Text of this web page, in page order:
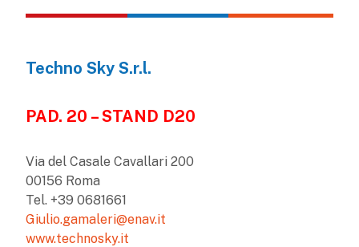
Techno Sky S.r.l.
PAD. 20 – STAND D20
Via del Casale Cavallari 200
00156 Roma
Tel. +39 0681661
Giulio.gamaleri@enav.it
www.technosky.it